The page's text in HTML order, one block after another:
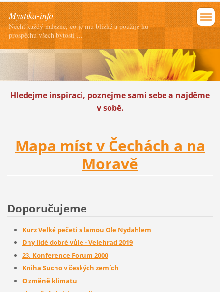
Mystika-info
Nechť každý nalezne, co je mu blízké a použije ku
prospěchu všech bytostí ...
Hledejme inspiraci, poznejme sami sebe a najděme
v sobě.
Mapa míst v Čechách a na
Moravě
Doporučujeme
Kurz Velké pečeti s lamou Ole Nydahlem
Dny lidé dobré vůle - Velehrad 2019
23. Konference Forum 2000
Kniha Sucho v českých zemích
O změně klimatu